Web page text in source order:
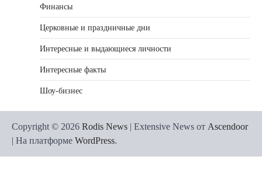
Финансы
Церковные и праздничные дни
Интересные и выдающиеся личности
Интересные факты
Шоу-бизнес
Copyright © 2026 Rodis News | Extensive News от Ascendoor
| На платформе WordPress.